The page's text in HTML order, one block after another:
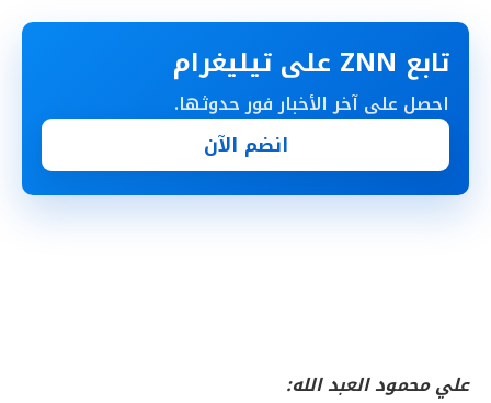
تابع ZNN على تيليغرام
احصل على آخر الأخبار فور حدوثها.
انضم الآن
علي محمود العبد الله: